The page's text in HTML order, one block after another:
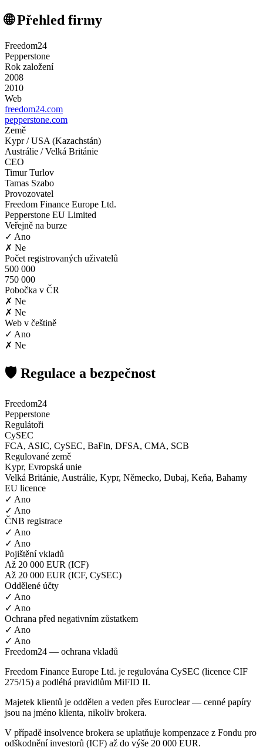
🌐 Přehled firmy
Freedom24
Pepperstone
Rok založení
2008
2010
Web
freedom24.com
pepperstone.com
Země
Kypr / USA (Kazachstán)
Austrálie / Velká Británie
CEO
Timur Turlov
Tamas Szabo
Provozovatel
Freedom Finance Europe Ltd.
Pepperstone EU Limited
Veřejně na burze
✓ Ano
✗ Ne
Počet registrovaných uživatelů
500 000
750 000
Pobočka v ČR
✗ Ne
✗ Ne
Web v češtině
✓ Ano
✗ Ne
🛡️ Regulace a bezpečnost
Freedom24
Pepperstone
Regulátoři
CySEC
FCA, ASIC, CySEC, BaFin, DFSA, CMA, SCB
Regulované země
Kypr, Evropská unie
Velká Británie, Austrálie, Kypr, Německo, Dubaj, Keňa, Bahamy
EU licence
✓ Ano
✓ Ano
ČNB registrace
✓ Ano
✓ Ano
Pojištění vkladů
Až 20 000 EUR (ICF)
Až 20 000 EUR (ICF, CySEC)
Oddělené účty
✓ Ano
✓ Ano
Ochrana před negativním zůstatkem
✓ Ano
✓ Ano
Freedom24 — ochrana vkladů
Freedom Finance Europe Ltd. je regulována CySEC (licence CIF
275/15) a podléhá pravidlům MiFID II.
Majetek klientů je oddělen a veden přes Euroclear — cenné papíry
jsou na jméno klienta, nikoliv brokera.
V případě insolvence brokera se uplatňuje kompenzace z Fondu pro
odškodnění investorů (ICF) až do výše 20 000 EUR.